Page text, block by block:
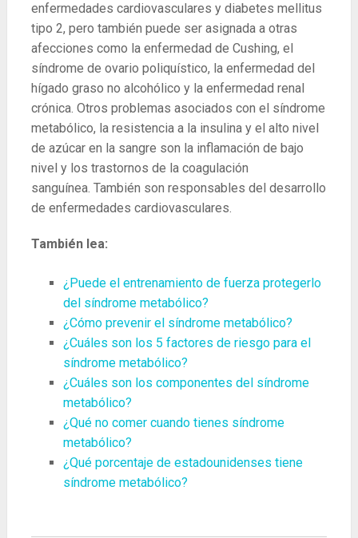
enfermedades cardiovasculares y diabetes mellitus
tipo 2, pero también puede ser asignada a otras
afecciones como la enfermedad de Cushing, el
síndrome de ovario poliquístico, la enfermedad del
hígado graso no alcohólico y la enfermedad renal
crónica. Otros problemas asociados con el síndrome
metabólico, la resistencia a la insulina y el alto nivel
de azúcar en la sangre son la inflamación de bajo
nivel y los trastornos de la coagulación
sanguínea. También son responsables del desarrollo
de enfermedades cardiovasculares.
También lea:
¿Puede el entrenamiento de fuerza protegerlo
del síndrome metabólico?
¿Cómo prevenir el síndrome metabólico?
¿Cuáles son los 5 factores de riesgo para el
síndrome metabólico?
¿Cuáles son los componentes del síndrome
metabólico?
¿Qué no comer cuando tienes síndrome
metabólico?
¿Qué porcentaje de estadounidenses tiene
síndrome metabólico?